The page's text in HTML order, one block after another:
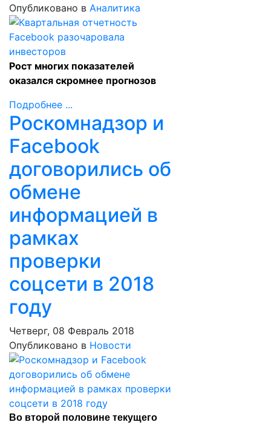
Опубликовано в Аналитика
Рост многих показателей
оказался скромнее прогнозов
Подробнее ...
Роскомнадзор и
Facebook
договорились об
обмене
информацией в
рамках
проверки
соцсети в 2018
году
Четверг, 08 Февраль 2018
Опубликовано в Новости
Во второй половине текущего